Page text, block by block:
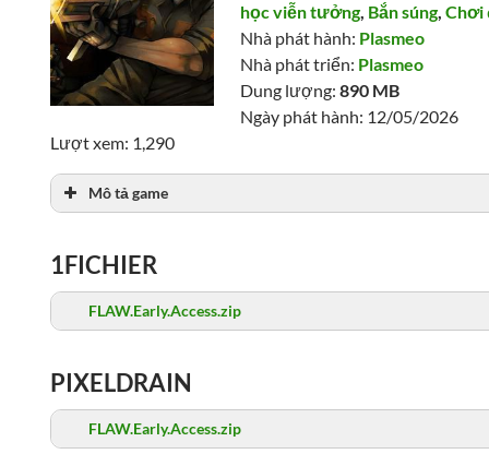
học viễn tưởng, Bắn súng,Chơi
Nhà phát hành: Plasmeo
Nhà phát triển: Plasmeo
Dung lượng:890 MB
Ngày phát hành: 12/05/2026
Lượt xem: 1,290
Mô tả game
1FICHIER
FLAW.Early.Access.zip
PIXELDRAIN
FLAW.Early.Access.zip